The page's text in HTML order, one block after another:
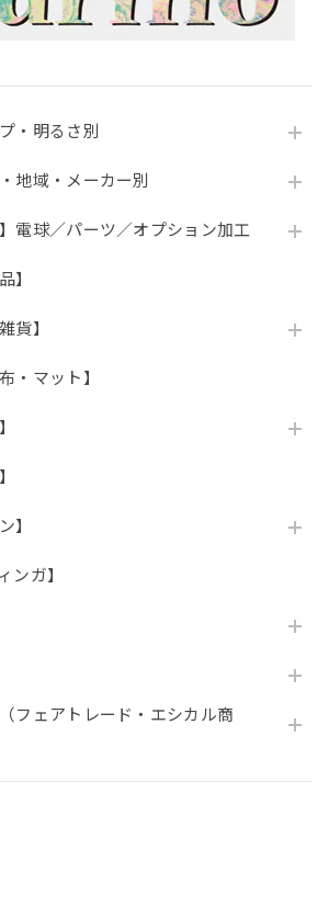
・明るさ別
地域・メーカー別
】電球／パーツ／オプション加工
】
貨】
・マット】
】
ンガ】
フェアトレード・エシカル商